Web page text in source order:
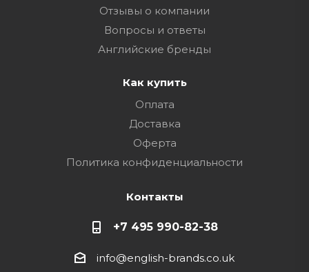
Отзывы о компании
Вопросы и ответы
Английские бренды
Как купить
Оплата
Доставка
Оферта
Политика конфиденциальности
Контакты
+7 495 990-82-38
info@english-brands.co.uk